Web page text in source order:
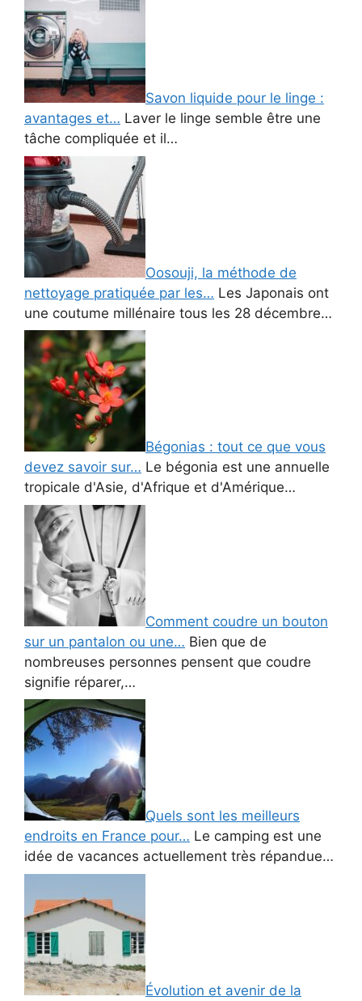
Savon liquide pour le linge :
avantages et… Laver le linge semble être une
tâche compliquée et il…
Oosouji, la méthode de
nettoyage pratiquée par les… Les Japonais ont
une coutume millénaire tous les 28 décembre…
Bégonias : tout ce que vous
devez savoir sur… Le bégonia est une annuelle
tropicale d'Asie, d'Afrique et d'Amérique…
Comment coudre un bouton
sur un pantalon ou une… Bien que de
nombreuses personnes pensent que coudre
signifie réparer,…
Quels sont les meilleurs
endroits en France pour… Le camping est une
idée de vacances actuellement très répandue…
Évolution et avenir de la